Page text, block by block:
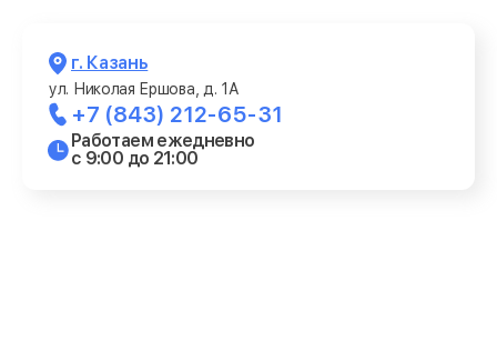
г. Казань
ул. Николая Ершова, д. 1А
+7 (843) 212-65-31
Работаем ежедневно
с 9:00 до 21:00